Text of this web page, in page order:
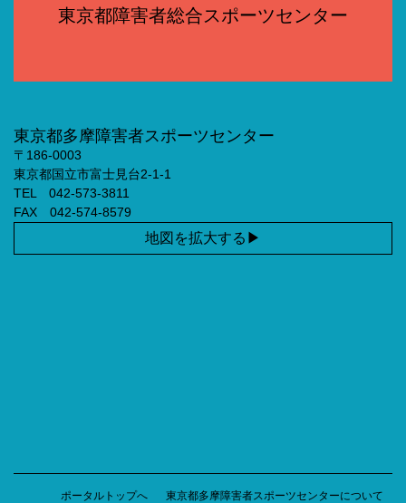
東京都障害者総合スポーツセンター
東京都多摩障害者スポーツセンター
〒186-0003
東京都国立市富士見台2-1-1
TEL 042-573-3811
FAX 042-574-8579
地図を拡大する
ポータルトップへ 東京都多摩障害者スポーツセンターについて